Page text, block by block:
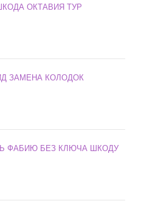
ОКТАВИЯ ТУР
ЗАМЕНА КОЛОДОК
ФАБИЮ БЕЗ КЛЮЧА ШКОДУ